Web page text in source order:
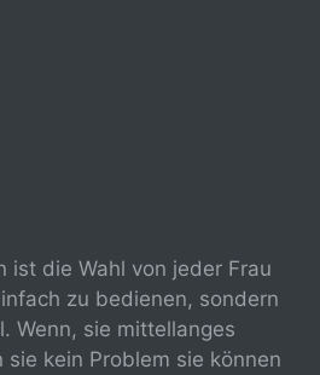
ist die Wahl von jeder Frau
zu bedienen, sondern
Wenn, sie mittellanges
sie kein Problem sie können